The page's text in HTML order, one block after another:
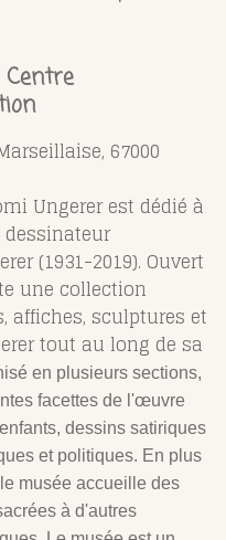
67000
Ungerer est dédié à
(1931-2019). Ouvert
une collection
affiches, sculptures et
tout au long de sa
en plusieurs sections,
facettes de l'œuvre
dessins satiriques
et politiques. En plus
musée accueille des
à d'autres